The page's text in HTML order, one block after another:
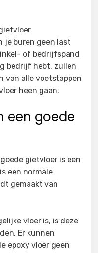
je buren geen last
of bedrijfspand
bedrijf hebt, zullen
van alle voetstappen
heen gaan.
een goede
gietvloer is een
een normale
gemaakt van
vloer is, is deze
Er kunnen
epoxy vloer geen